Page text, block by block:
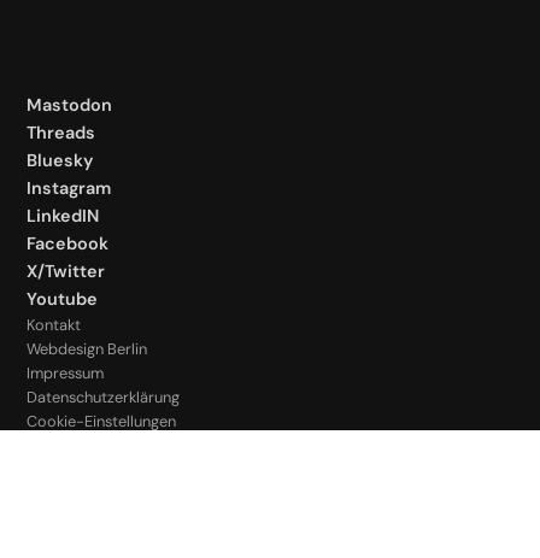
Mastodon
Threads
Bluesky
Instagram
LinkedIN
Facebook
X/Twitter
Youtube
Kontakt
Webdesign Berlin
Impressum
Datenschutzerklärung
Cookie-Einstellungen